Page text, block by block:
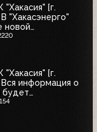
"Хакасия" [г.
"Хакасэнерго"
новой
"Хакасия" [г.
информация о
будет
дисплее